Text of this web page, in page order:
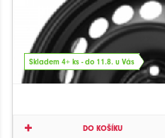
Skladem 4+ ks - do 11.8. u Vás
DO KOŠÍKU